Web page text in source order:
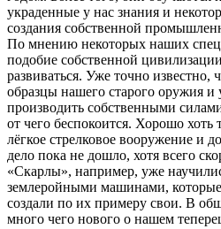
украденные у нас знания и
создания собственной
По мнению некоторых наших
подобие собственной
развиваться. Уже точно известно,
образцы нашего старого оружия и
производить собственными
от чего беспокоится. Хорошо хоть
лёгкое стрелковое вооружение и
дело пока не дошло, хотя всего
«Скарлы», например, уже
землеройными машинами,
создали по их примеру свои. В
много чего нового о нашем